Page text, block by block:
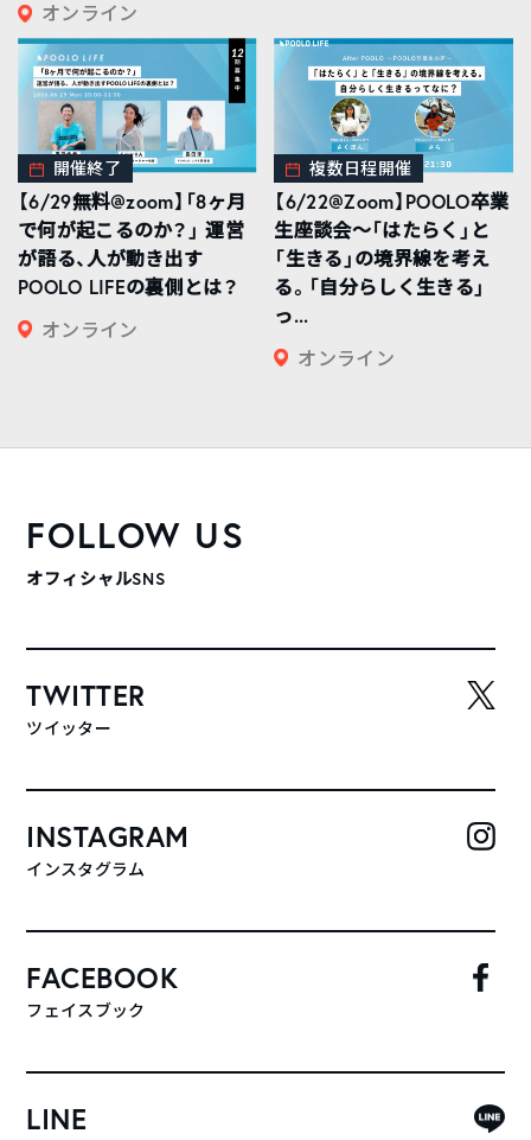
オンライン
開催終了
【6/29無料@zoom】「8ヶ月
で何が起こるのか？」 運営
が語る、人が動き出す
POOLO LIFEの裏側とは？
オンライン
複数日程開催
【6/22@Zoom】POOLO卒業
生座談会〜「はたらく」と
「生きる」の境界線を考え
る。「自分らしく生きる」
っ...
オンライン
FOLLOW US
オフィシャルSNS
TWITTER
ツイッター
INSTAGRAM
インスタグラム
FACEBOOK
フェイスブック
LINE